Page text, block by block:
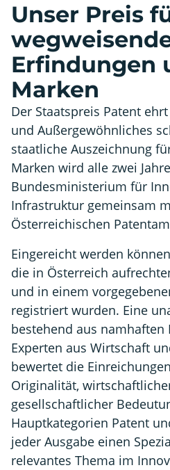
Unser Preis
Erfindungen
Marken
Der Staatspreis Patent
und Außergewöhnliches
staatliche Auszeichnung
Marken wird alle zwei
Bundesministerium für
Infrastruktur gemeinsam
Österreichischen
Eingereicht werden
die in Österreich
und in einem
registriert wurden. Eine
bestehend aus namhaften
Experten aus Wirtschaft
bewertet die
Originalität,
gesellschaftlicher
Hauptkategorien Patent
jeder Ausgabe einen
relevantes Thema im